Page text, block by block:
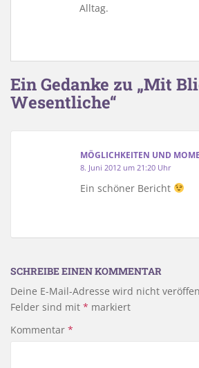
Alltag.
Ein Gedanke zu „Mit
Wesentliche“
MÖGLICHKEITEN UND
8. Juni 2012 um 21:20 Uhr
Ein schöner Bericht
SCHREIBE EINEN KOMMENTAR
Deine E-Mail-Adresse wird nicht
Felder sind mit * markiert
Kommentar *